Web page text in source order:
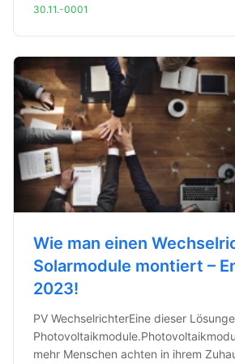
30.11.-0001
Wie man einen
Solarmodule montiert –
2023!
PV WechselrichterEine dieser
mehr Menschen achten in ihrem